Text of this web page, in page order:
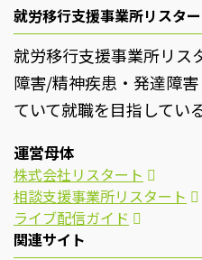
就労移行支援事業所リスタ
就労移行支援事業所リス
障害/精神疾患・発達障
ていて就職を目指してい
運営母体
株式会社リスタート
相談支援事業所リスタート
ライブ配信ガイド
関連サイト